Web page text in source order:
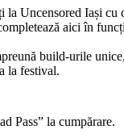
la Uncensored Iași
aici în
build-urile
la festival.
Pass” la cumpărare.